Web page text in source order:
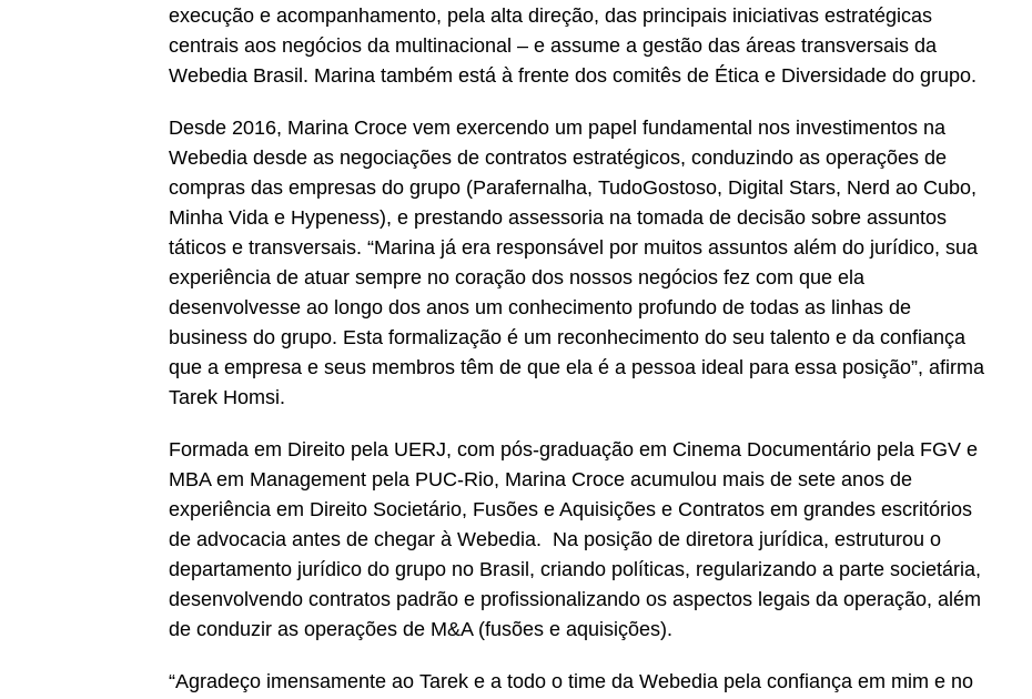
execução e acompanhamento, pela alta direção, das principais iniciativas estratégicas
centrais aos negócios da multinacional – e assume a gestão das áreas transversais da
Webedia Brasil. Marina também está à frente dos comitês de Ética e Diversidade do grupo.
Desde 2016, Marina Croce vem exercendo um papel fundamental nos investimentos na
Webedia desde as negociações de contratos estratégicos, conduzindo as operações de
compras das empresas do grupo (Parafernalha, TudoGostoso, Digital Stars, Nerd ao Cubo,
Minha Vida e Hypeness), e prestando assessoria na tomada de decisão sobre assuntos
táticos e transversais. “Marina já era responsável por muitos assuntos além do jurídico, sua
experiência de atuar sempre no coração dos nossos negócios fez com que ela
desenvolvesse ao longo dos anos um conhecimento profundo de todas as linhas de
business do grupo. Esta formalização é um reconhecimento do seu talento e da confiança
que a empresa e seus membros têm de que ela é a pessoa ideal para essa posição”, afirma
Tarek Homsi.
Formada em Direito pela UERJ, com pós-graduação em Cinema Documentário pela FGV e
MBA em Management pela PUC-Rio, Marina Croce acumulou mais de sete anos de
experiência em Direito Societário, Fusões e Aquisições e Contratos em grandes escritórios
de advocacia antes de chegar à Webedia. Na posição de diretora jurídica, estruturou o
departamento jurídico do grupo no Brasil, criando políticas, regularizando a parte societária,
desenvolvendo contratos padrão e profissionalizando os aspectos legais da operação, além
de conduzir as operações de M&A (fusões e aquisições).
“Agradeço imensamente ao Tarek e a todo o time da Webedia pela confiança em mim e no